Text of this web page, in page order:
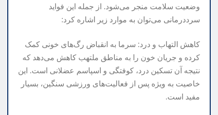
وضعیت سلامت منجر می‌شود. از جمله این فواید
سرددرمانی می‌توان به موارد زیر اشاره کرد:
کاهش التهاب و درد: سرما به انقباض رگ‌های خونی کمک
کرده و جریان خون را به مناطق ملتهب کاهش می‌دهد که
نتیجه آن تسکین درد، کوفتگی و اسپاسم عضلانی است. این
خاصیت به ویژه پس از فعالیت‌های ورزشی سنگین، بسیار
مفید است.